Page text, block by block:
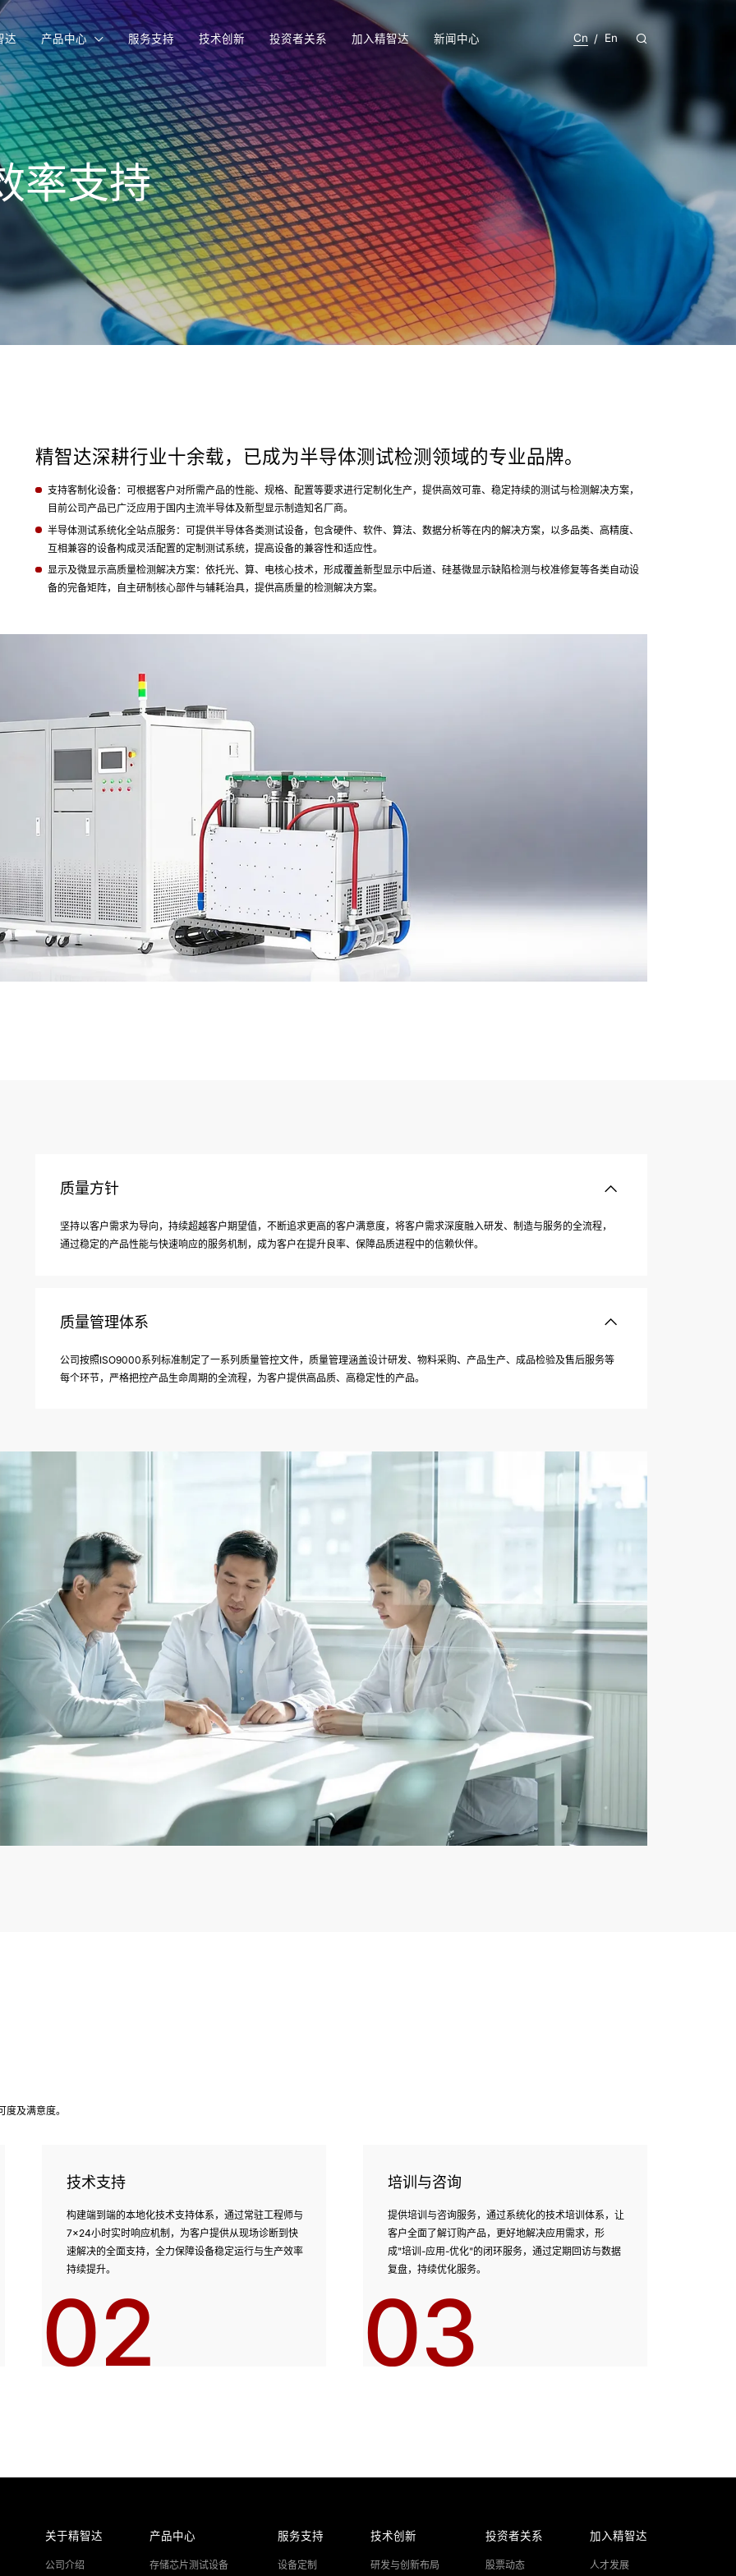
达 产品中心
存储芯片测试设备
算力芯片测试设备
探针卡产品
XR检测设备
AMOLED检测设备
服务支持 技术创新 投资者关系 加入精智达 新闻中心 Cn / En
率支持
精智达深耕行业十余载，已成为半导体测试检测领域的专业品牌。
支持客制化设备：可根据客户对所需产品的性能、规格、配置等要求进行定制化生产，提供高效可靠、稳定持续的测试与检测解决方案，
目前公司产品已广泛应用于国内主流半导体及新型显示制造知名厂商。
半导体测试系统化全站点服务：可提供半导体各类测试设备，包含硬件、软件、算法、数据分析等在内的解决方案，以多品类、高精度、
互相兼容的设备构成灵活配置的定制测试系统，提高设备的兼容性和适应性。
显示及微显示高质量检测解决方案：依托光、算、电核心技术，形成覆盖新型显示中后道、硅基微显示缺陷检测与校准修复等各类自动设
备的完备矩阵，自主研制核心部件与辅耗治具，提供高质量的检测解决方案。
质量方针
坚持以客户需求为导向，持续超越客户期望值，不断追求更高的客户满意度，将客户需求深度融入研发、制造与服务的全流程，
通过稳定的产品性能与快速响应的服务机制，成为客户在提升良率、保障品质进程中的信赖伙伴。
质量管理体系
公司按照ISO9000系列标准制定了一系列质量管控文件，质量管理涵盖设计研发、物料采购、产品生产、成品检验及售后服务等
每个环节，严格把控产品生命周期的全流程，为客户提供高品质、高稳定性的产品。
及满意度。
技术支持
构建端到端的本地化技术支持体系，通过常驻工程师与
7×24小时实时响应机制，为客户提供从现场诊断到快
速解决的全面支持，全力保障设备稳定运行与生产效率
持续提升。
02
培训与咨询
提供培训与咨询服务，通过系统化的技术培训体系，让
客户全面了解订购产品，更好地解决应用需求，形
成"培训-应用-优化"的闭环服务，通过定期回访与数据
复盘，持续优化服务。
03
关于精智达
公司介绍
产品中心
存储芯片测试设备
服务支持
设备定制
技术创新
研发与创新布局
投资者关系
股票动态
加入精智达
人才发展